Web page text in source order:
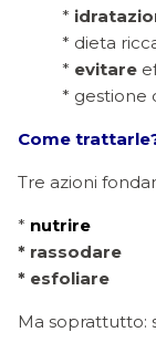
*
* dieta
* evitare
* gestione
Come
Tre azioni
* nutrire
* rassodare
* esfoliare
Ma soprattutto: